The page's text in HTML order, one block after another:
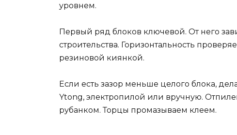
уровнем.
Первый ряд блоков ключевой. От него
строительства. Горизонтальность
резиновой киянкой.
Если есть зазор меньше целого блока,
Ytong, электропилой или вручную.
рубанком. Торцы промазываем клеем.